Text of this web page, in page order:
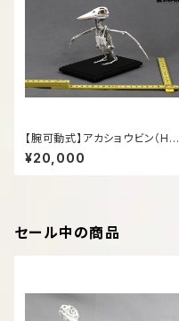
【腕可動式】アカショウビン（Hal
cyon coromanda）等倍全身
骨格レプリカ
¥20,000
セール中の商品